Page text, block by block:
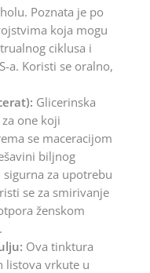
Poznata je po
koja mogu
ciklusa i
a. Koristi se oralno,
Glicerinska
one koji
se maceracijom
biljnog
za upotrebu
se za smirivanje
ženskom
Ova tinktura
listova vrkute u